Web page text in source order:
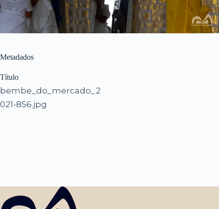
Metadados
Título
bembe_do_mercado_2
021-856.jpg